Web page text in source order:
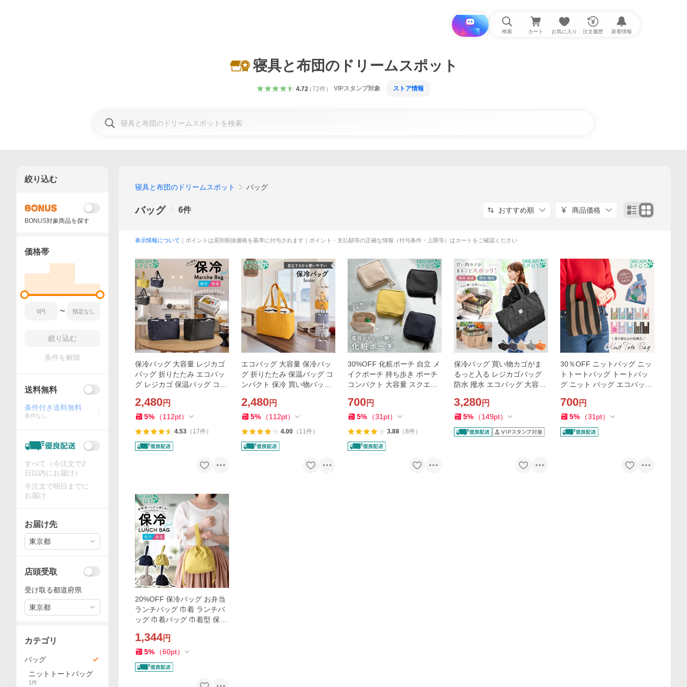
i と探す 検索 カート お気に入り 注文履歴 新着情報
寝具と布団のドリームスポット
4.72（72件） VIPスタンプ対象 ストア情報
寝具と布団のドリームスポット バッグ
バッグ 6件 おすすめ順 商品価格
表示情報について ｜ポイントは原則税抜価格を基準に付与されます｜ポイント・支払額等の正確な情報（付与条件・上限等）はカートをご確認ください
保冷バッグ 大容量 レジカゴ
バッグ 折りたたみ エコバッ
グ レジカゴ 保温バッグ コン
グ レジカゴ ポケット付き 大
きめ
2,480円
5% （112pt）
4.53（ 17件）
エコバッグ 大容量 保冷バッ
グ 折りたたみ 保温バッグ コ
ンパクト 保冷 買い物バッグ
ッグ ポケット付き 大きめ 保
冷できる
2,480円
5% （112pt）
4.00（ 11件）
30%OFF 化粧ポーチ 自立 メ
イクポーチ 持ち歩き ポーチ
コンパクト 大容量 スクエア
り付き 整理ができる メイク
ポーチ
700円
5% （31 pt）
3.88（8件）
保冷バッグ 買い物カゴがま
るっと入る レジカゴバッグ
防水 撥水 エコバッグ 大容量
ーラーバッグ カゴごと 保冷
保温 買い物バッグ
3,280円
5% （149pt）
30％OFF ニットバッグ ニッ
トトートバッグ トートバッ
グ ニット バッグ エコバッグ
ハンドバッグ 編みバッグ ス
トライプ 柄
700円
5% （31 pt）
20%OFF 保冷バッグ お弁当
ランチバッグ 巾着 ランチバ
ッグ 巾着バッグ 巾着型 保冷
バッグ 大人 持ち手付き お弁
当バッグ
1,344円
5% （60pt）
絞り込む
BONUS対象商品を探す
価格帯
〜
絞り込む
条件を解除
送料無料
条件付き送料無料
条件なし
すべて（今注文で2
日以内にお届け）
今注文で明日までに
お届け
お届け先
東京都
店頭受取
受け取る都道府県
東京都
カテゴリ
バッグ
ニットトートバッグ
1件